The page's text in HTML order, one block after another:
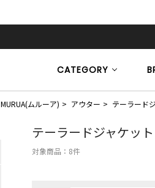
CATEGORY
MURUA(ムルーア) アウター テーラード
テーラードジャケット
対象商品： 8件